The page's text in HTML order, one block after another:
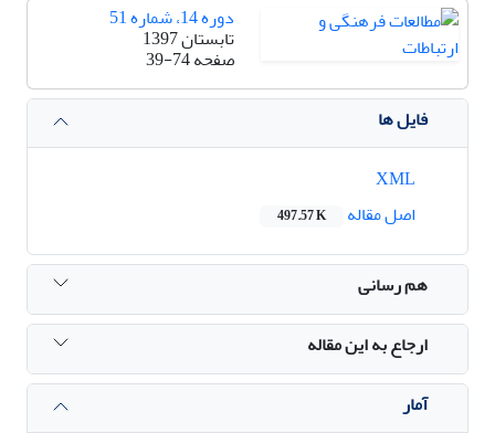
دوره 14، شماره 51
تابستان 1397
صفحه39-74
فایل ها
اصل مقاله
497.57 K
هم رسانی
ارجاع به این مقاله
آمار